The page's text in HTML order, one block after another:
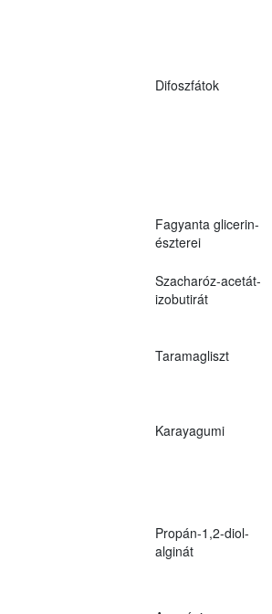
Difoszfátok
Fagyanta glicerin-
észterei
Szacharóz-acetát-
izobutirát
Taramagliszt
Karayagumi
Propán-1,2-diol-
alginát